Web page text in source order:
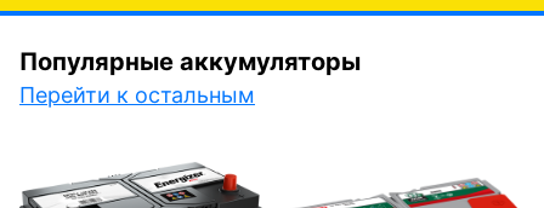
Популярные аккумуляторы
Перейти к остальным